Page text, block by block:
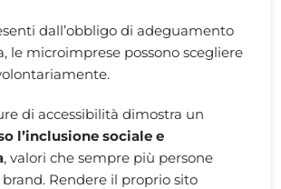
dall’obbligo di adeguamento
le microimprese possono scegliere
di accessibilità dimostra un
l’inclusione sociale e
, valori che sempre più persone
Rendere il proprio sito